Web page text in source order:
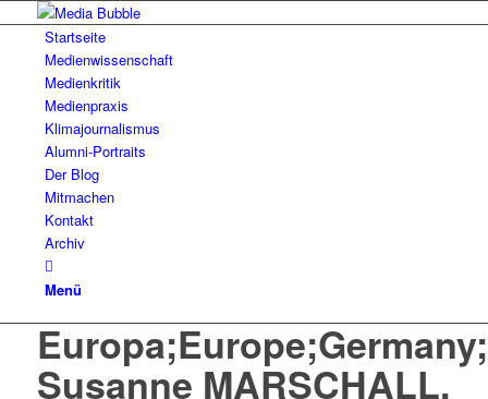
Startseite
Medienwissenschaft
Medienkritik
Medienpraxis
Klimajournalismus
Alumni-Portraits
Der Blog
Mitmachen
Kontakt
Archiv
Menü
Susanne MARSCHALL,